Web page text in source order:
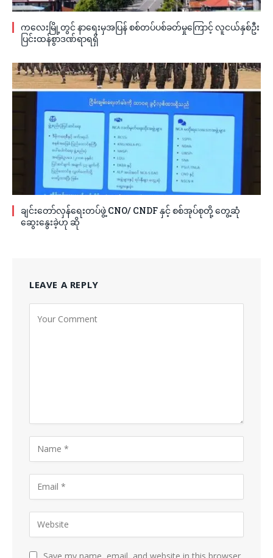
ကလေးမြို့တွင် နာရေးမှအပြန် စစ်တပ်ပစ်ခတ်မှုကြောင့် လူငယ်နှစ်ဦး
ပြင်းထန်စွာဒဏ်ရာရရှိ
ချင်းတော်လှန်ရေးတပ်ဖွဲ့ CNO/ CNDF နှင့် စစ်အုပ်စုတို့ တွေ့ဆုံ
ဆွေးနွေးခဲ့ဟု ဆို
LEAVE A REPLY